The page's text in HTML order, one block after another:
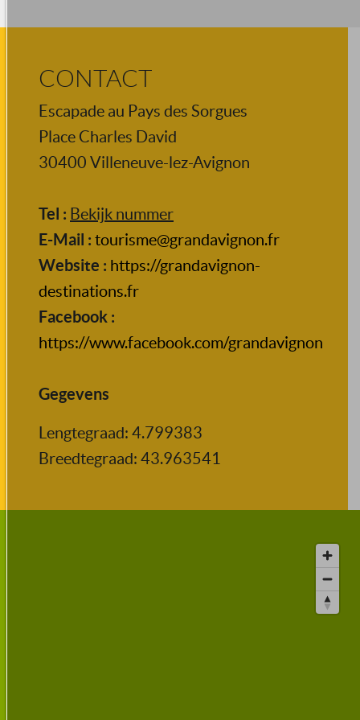
CONTACT
Escapade au Pays des Sorgues
Place Charles David
30400 Villeneuve-lez-Avignon
Tel : Bekijk nummer
E-Mail : tourisme@grandavignon.fr
Website : https://grandavignon-
destinations.fr
Facebook :
https://www.facebook.com/grandavignon
Gegevens
Lengtegraad: 4.799383
Breedtegraad: 43.963541